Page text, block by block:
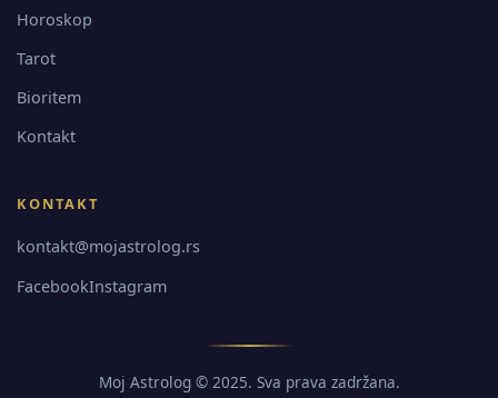
Horoskop
Tarot
Bioritem
Kontakt
KONTAKT
kontakt@mojastrolog.rs
FacebookInstagram
Moj Astrolog © 2025. Sva prava zadržana.